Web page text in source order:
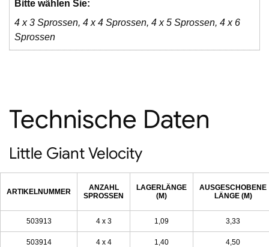
Bitte wählen Sie:
4 x 3 Sprossen, 4 x 4 Sprossen, 4 x 5 Sprossen, 4 x 6
Sprossen
Technische Daten
Little Giant Velocity
ARTIKELNUMMER
ANZAHL
SPROSSEN
LAGERLÄNGE
(M)
AUSGESCHOBENE
LÄNGE (M)
503913 4 x 3 1,09 3,33
503914 4 x 4 1,40 4,50